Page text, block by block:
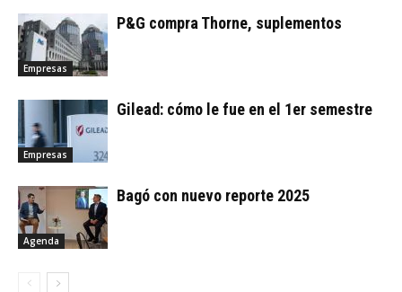
Empresas
P&G compra Thorne, suplementos
Empresas
Gilead: cómo le fue en el 1er semestre
Agenda
Bagó con nuevo reporte 2025